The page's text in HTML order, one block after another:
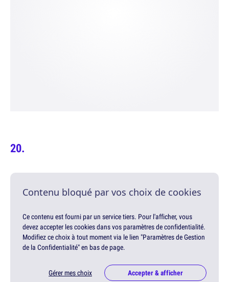
Contenu bloqué par vos choix de cookies
Ce contenu est fourni par un service tiers. Pour l'afficher, vous
devez accepter les cookies dans vos paramètres de confidentialité.
Modifiez ce choix à tout moment via le lien "Paramètres de Gestion
de la Confidentialité" en bas de page.
Gérer mes choix Accepter & afficher